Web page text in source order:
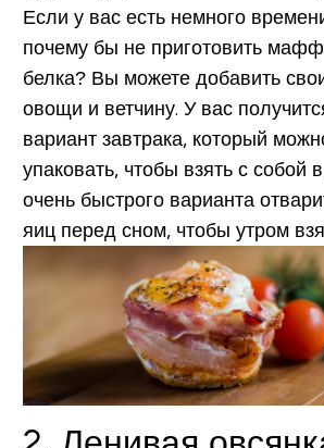
Если у вас есть немного
почему бы не приготовить
белка? Вы можете добавить
овощи и ветчину. У вас
вариант завтрака, который
упаковать, чтобы взять с собой
очень быстрого варианта
яиц перед сном, чтобы утром